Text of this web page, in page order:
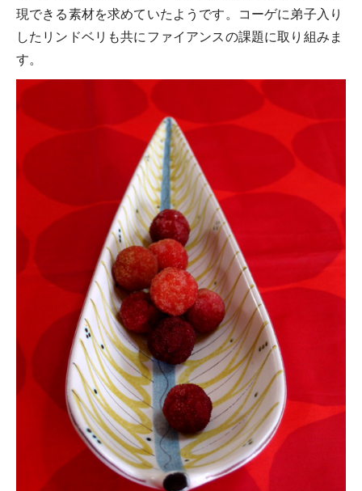
現できる素材を求めていたようです。コーゲに弟子入り
したリンドベリも共にファイアンスの課題に取り組みま
す。